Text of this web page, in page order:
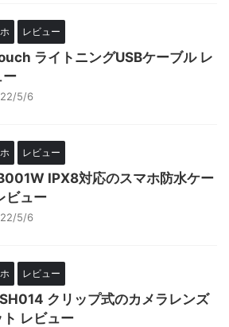
レビュー
ライトニングUSBケーブル レ
ー
5/6
レビュー
IPX8対応のスマホ防水ケー
ビュー
5/6
レビュー
クリップ式のカメラレンズ
ト レビュー